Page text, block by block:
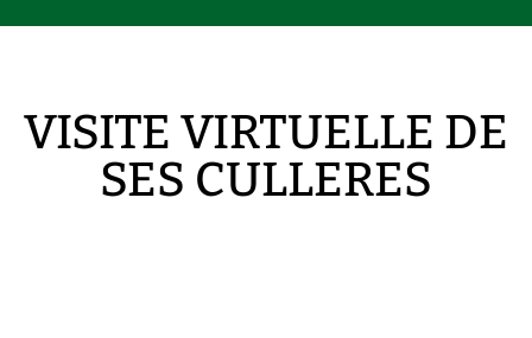
VISITE VIRTUELLE DE
SES CULLERES